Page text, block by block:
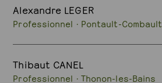
Alexandre LEGER
Professionnel · Pontault-Combault
Thibaut CANEL
Professionnel · Thonon-les-Bains